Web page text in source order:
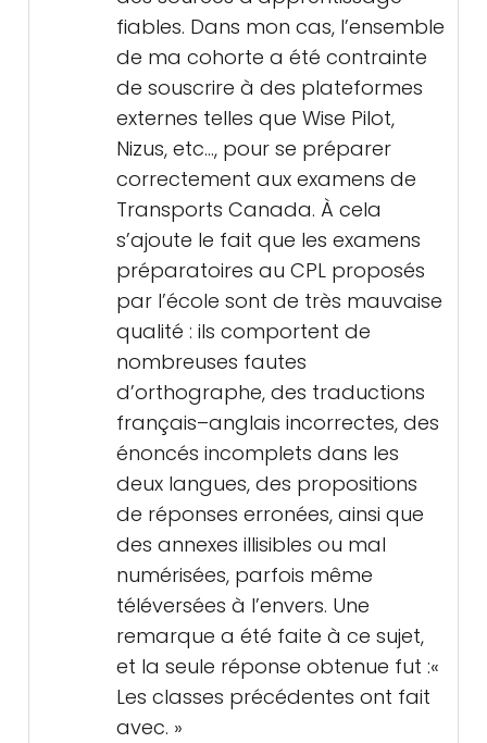
fiables. Dans mon cas, l’ensemble
de ma cohorte a été contrainte
de souscrire à des plateformes
externes telles que Wise Pilot,
Nizus, etc..., pour se préparer
correctement aux examens de
Transports Canada. À cela
s’ajoute le fait que les examens
préparatoires au CPL proposés
par l’école sont de très mauvaise
qualité : ils comportent de
nombreuses fautes
d’orthographe, des traductions
français–anglais incorrectes, des
énoncés incomplets dans les
deux langues, des propositions
de réponses erronées, ainsi que
des annexes illisibles ou mal
numérisées, parfois même
téléversées à l’envers. Une
remarque a été faite à ce sujet,
et la seule réponse obtenue fut :«
Les classes précédentes ont fait
avec. »